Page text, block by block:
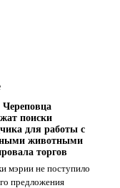
Череповца
поиски
для работы с
животными
торгов
мэрии не поступило
предложения